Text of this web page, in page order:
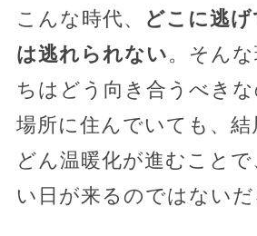
こんな時代、
どこに逃
は逃れられない。そん
ちはどう向き合うべき
場所に住んでいても、結
どん温暖化が進むこと
い日が来るのではないだ